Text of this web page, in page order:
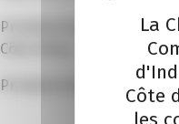
Président de la Chambre
Côte d’Azur
Président de Gallice 21
La
Côte
les